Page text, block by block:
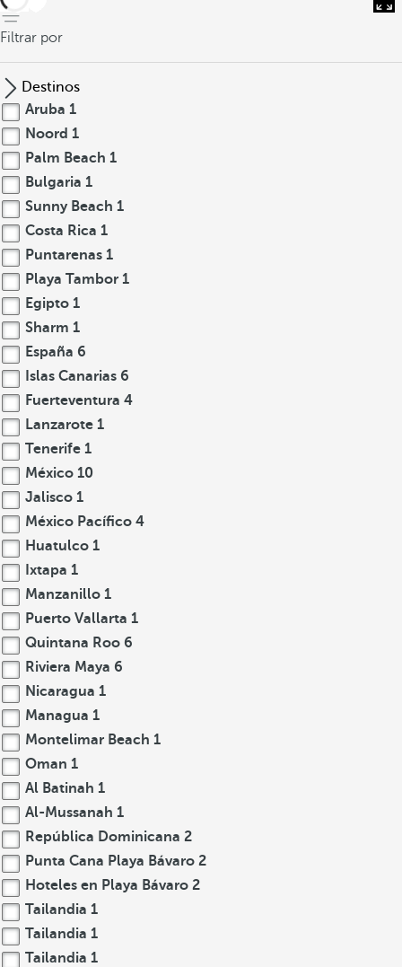
Filtrar por
Destinos
Aruba 1
Noord 1
Palm Beach 1
Bulgaria 1
Sunny Beach 1
Costa Rica 1
Puntarenas 1
Playa Tambor 1
Egipto 1
Sharm 1
España 6
Islas Canarias 6
Fuerteventura 4
Lanzarote 1
Tenerife 1
México 10
Jalisco 1
México Pacífico 4
Huatulco 1
Ixtapa 1
Manzanillo 1
Puerto Vallarta 1
Quintana Roo 6
Riviera Maya 6
Nicaragua 1
Managua 1
Montelimar Beach 1
Oman 1
Al Batinah 1
Al-Mussanah 1
República Dominicana 2
Punta Cana Playa Bávaro 2
Hoteles en Playa Bávaro 2
Tailandia 1
Tailandia 1
Tailandia 1